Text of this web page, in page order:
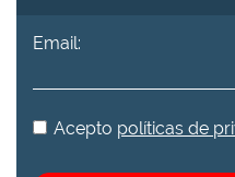
Email:
Acepto políticas de